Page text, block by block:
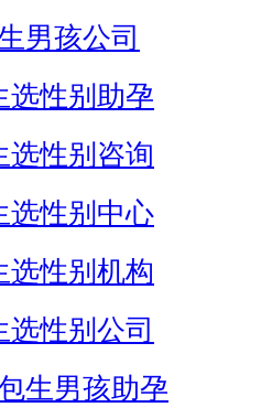
男孩公司
选性别助孕
选性别咨询
选性别中心
选性别机构
选性别公司
生男孩助孕